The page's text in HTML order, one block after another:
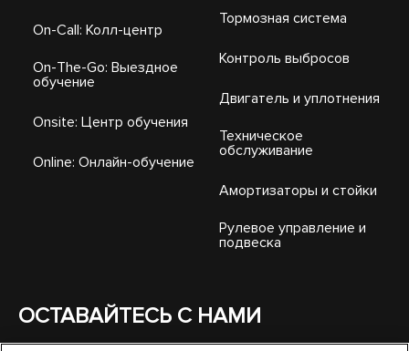
On-Call: Колл-центр
On-The-Go: Выездное
обучение
Onsite: Центр обучения
Online: Онлайн-обучение
Тормозная система
Контроль выбросов
Двигатель и уплотнения
Техническое
обслуживание
Амортизаторы и стойки
Рулевое управление и
подвеска
ОСТАВАЙТЕСЬ С НАМИ